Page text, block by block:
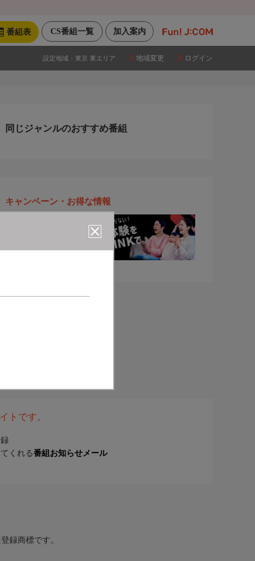
加入案内
CS番組一覧
番組表
設定地域： 東京 東エリア 地域変更 ログイン
同じジャンルのおすすめ番組
キャンペーン・お得な情報
トです。
くれる番組お知らせメール
録商標です。